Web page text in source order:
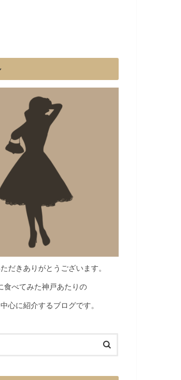
だきありがとうございます。
食べてみた神戸あたりの
心に紹介するブログです。